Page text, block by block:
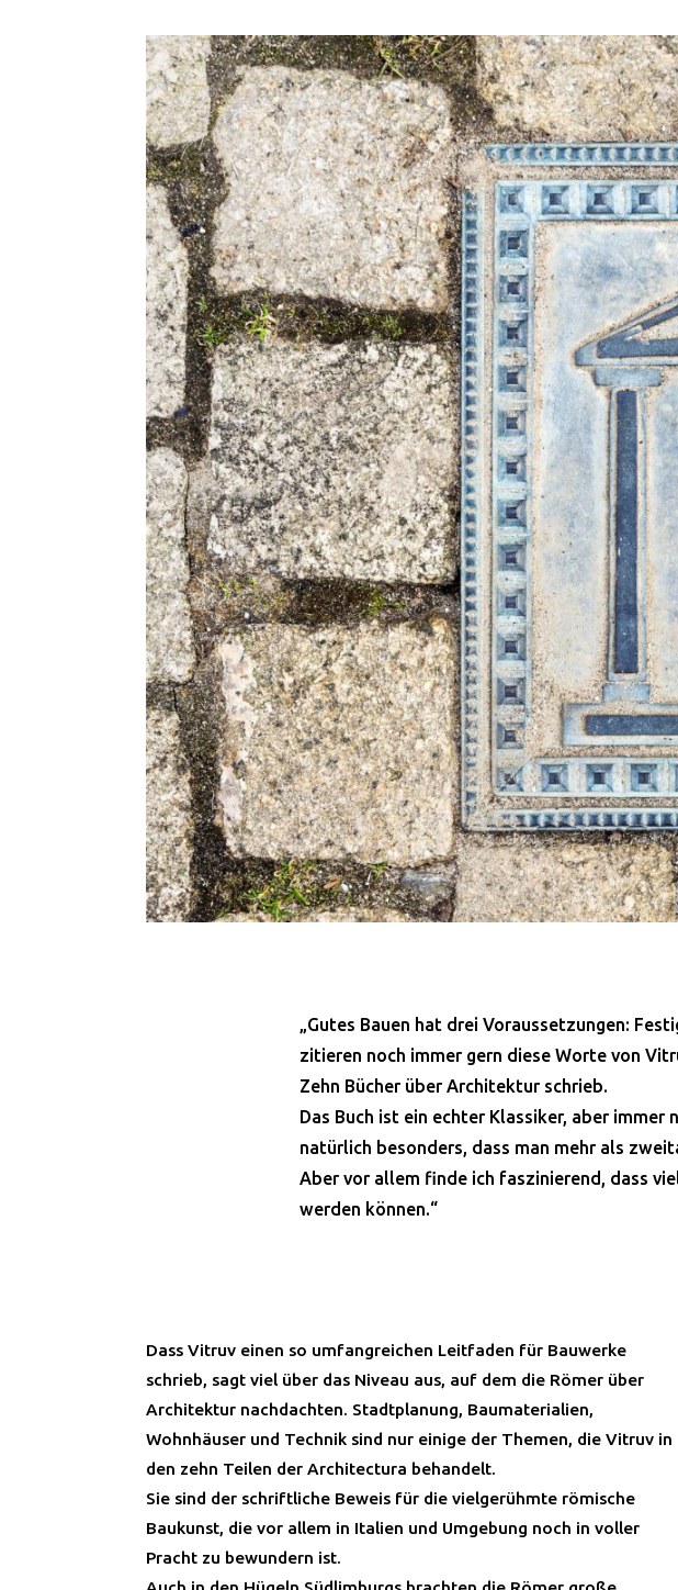
„Gutes Bauen hat drei Voraussetzungen:
zitieren noch immer gern diese Worte von
Zehn Bücher über Architektur schrieb.
Das Buch ist ein echter Klassiker, aber
natürlich besonders, dass man mehr als
Aber vor allem finde ich faszinierend, dass
werden können.“
Dass Vitruv einen so umfangreichen Leitfaden für Bauwerke
schrieb, sagt viel über das Niveau aus, auf dem die Römer über
Architektur nachdachten. Stadtplanung, Baumaterialien,
Wohnhäuser und Technik sind nur einige der Themen, die Vitruv in
den zehn Teilen der Architectura behandelt.
Sie sind der schriftliche Beweis für die vielgerühmte römische
Baukunst, die vor allem in Italien und Umgebung noch in voller
Pracht zu bewundern ist.